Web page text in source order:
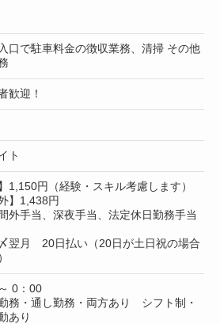
口で駐車料金の徴収業務、清掃 その他
歓迎！
ト
1,150円（経験・スキル考慮します）
】1,438円
外手当、深夜手当、法定休日勤務手当
翌月 20日払い（20日が土日祝の場合
0：00
務・通し勤務・両方あり シフト制・
あり